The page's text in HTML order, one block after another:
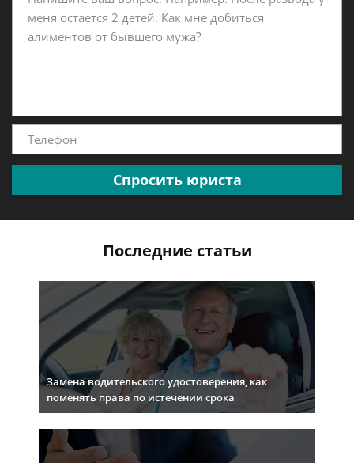
Спросить юриста
Последние статьи
Замена водительского удостоверения, как
поменять права по истечении срока